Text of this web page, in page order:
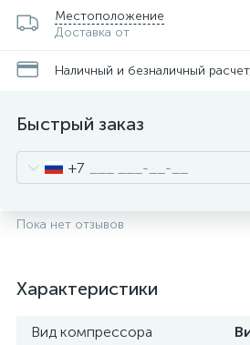
Местоположение
Доставка от
Наличный и безналичный
Быстрый заказ
+7
Пока нет отзывов
Характеристики
Вид компрессора